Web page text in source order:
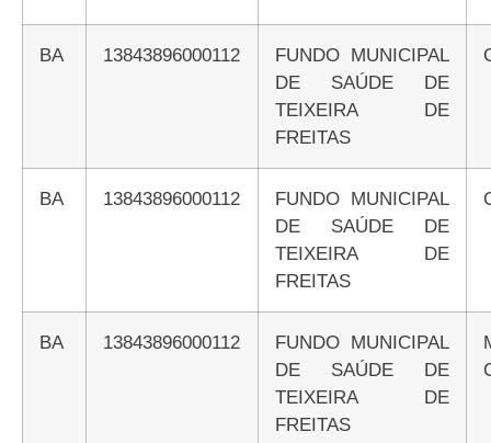
BA 13843896000112
FUNDO MUNICIPAL
DE SAÚDE DE
TEIXEIRA DE
FREITAS
BA 13843896000112
FUNDO MUNICIPAL
DE SAÚDE DE
TEIXEIRA DE
FREITAS
BA 13843896000112
FUNDO MUNICIPAL
DE SAÚDE DE
TEIXEIRA DE
FREITAS